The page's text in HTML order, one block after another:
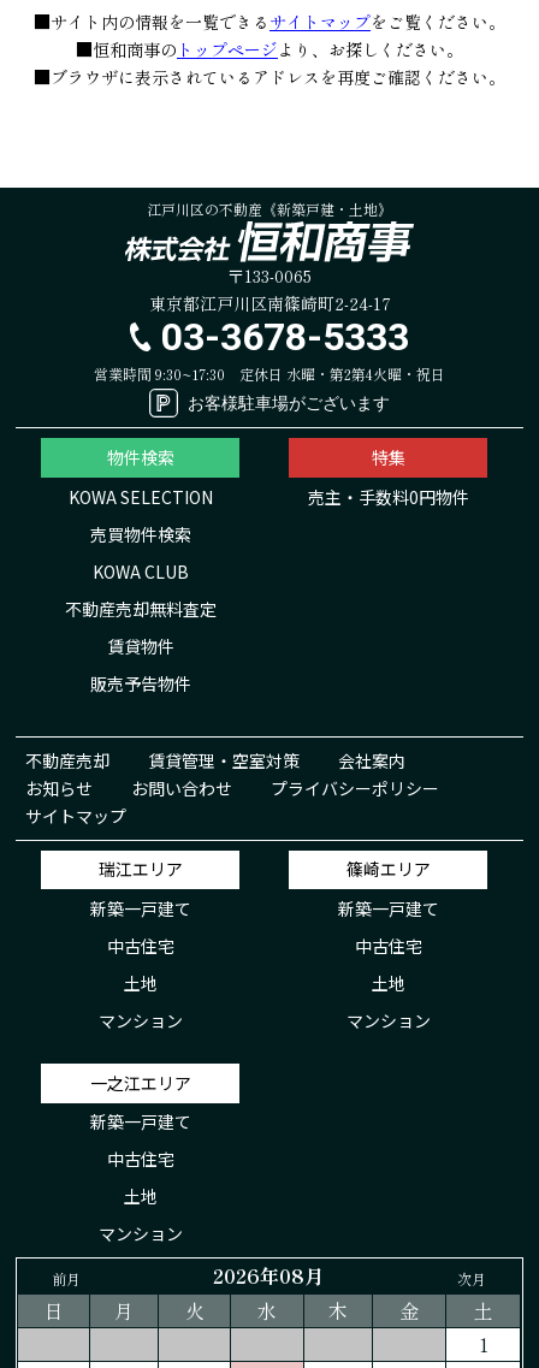
■サイト内の情報を一覧できる サイトマップをご覧ください。
■恒和商事の トップページより、お探しください。
■ブラウザに表示されているアドレスを再度ご確認ください。
江戸川区の不動産《新築戸建・土地》
〒133-0065
東京都江戸川区南篠崎町2-24-17
03-3678-5333
営業時間 9:30~17:30 定休日 水曜・第2第4火曜・祝日
お客様駐車場がございます
物件検索
KOWA SELECTION
売買物件検索
KOWA CLUB
不動産売却無料査定
賃貸物件
販売予告物件
特集
売主・手数料0円物件
不動産売却 賃貸管理・空室対策
会社案内
お知らせ
お問い合わせ
プライバシーポリシー
サイトマップ
瑞江エリア
新築一戸建て
中古住宅
土地
マンション
篠崎エリア
新築一戸建て
中古住宅
土地
マンション
一之江エリア
新築一戸建て
中古住宅
土地
マンション
前月 2026年08月 次月
日 月 火 水 木 金
土
1